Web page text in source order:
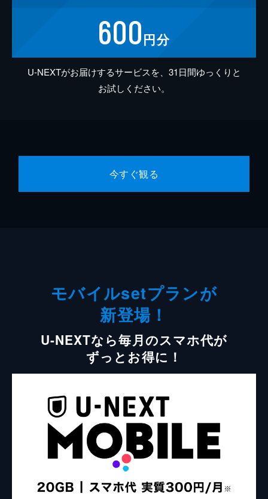
600円分
U-NEXTがお届けするサービスを、31日間ゆっくりと
お試しください。
今すぐ観る
モバイルsetプランが
新登場！
U-NEXTなら毎月のスマホ代が
ずっとお得に！